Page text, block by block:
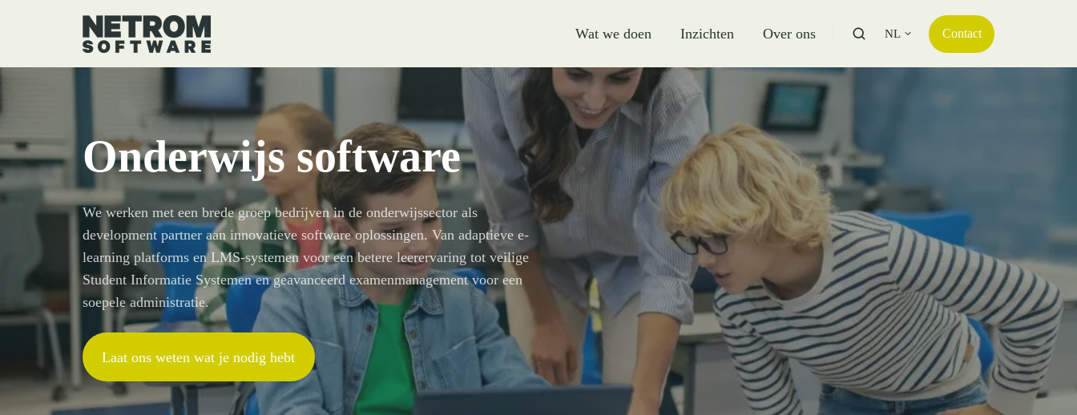
Wat we doen Inzichten Over ons NL Contact
Onderwijs software
We werken met een brede groep bedrijven in de onderwijssector als
development partner aan innovatieve software oplossingen. Van adaptieve e-
learning platforms en LMS-systemen voor een betere leerervaring tot veilige
Student Informatie Systemen en geavanceerd examenmanagement voor een
soepele administratie.
Laat ons weten wat je nodig hebt